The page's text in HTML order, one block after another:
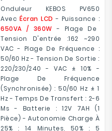
Onduleur KEBOS PV650
AvecÉcran LCD - Puissance :
650VA / 360W - Plage De
Tension D'entrée :162 ~290
VAC - Plage De Fréquence :
50/60 Hz - Tension De Sortie :
220/230/240 - VAC ± 10% -
Plage De Fréquence
(synchronisée) : 50/60 Hz ± 1
Hz - Temps De Transfert : 2-6
Ms - Batterie : 12V 7AH (1
Pièce) - Autonomie Charge À
25% : 14 Minutes, 50% : 5